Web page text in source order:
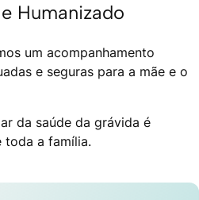
Humanizado
um acompanhamento
e seguras para a mãe e o
da saúde da grávida é
toda a família.